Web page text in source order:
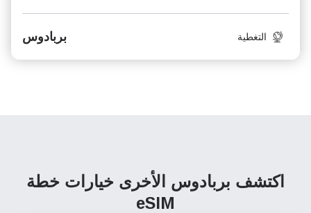
التغطية بربادوس
اكتشف بربادوس الأخرى خيارات خطة
eSIM